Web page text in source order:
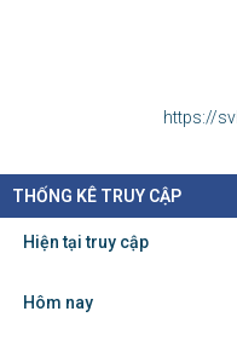
https://
THỐNG KÊ TRUY CẬP
Hiện tại truy cập
Hôm nay